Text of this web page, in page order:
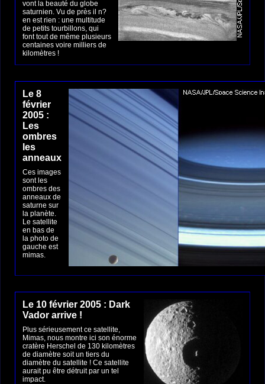
vont la beauté du globe
saturnien. Vu de près il n?
en est rien : une multitude
de petits tourbillons, qui
font tout de même plusieurs
centaines voire milliers de
kilomètres !
Le 8
février
2005 :
Les
ombres
les
anneaux
Ces images
sont les
ombres des
anneaux de
saturne sur
la planète.
Le satellite
en bas de
la photo de
gauche est
mimas.
Le 10 février 2005 : Dark
Vador arrive !
Plus sérieusement ce satellite,
Mimas, nous montre ici son énorme
cratère Herschel de 130 kilomètres
de diamètre soit un tiers du
diamètre du satellite ! Ce satellite
aurait pu être détruit par un tel
impact.